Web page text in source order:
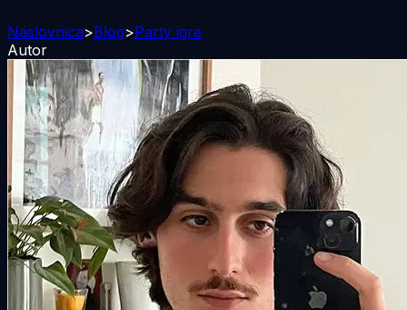
Naslovnica>Blog>Party igre
Autor